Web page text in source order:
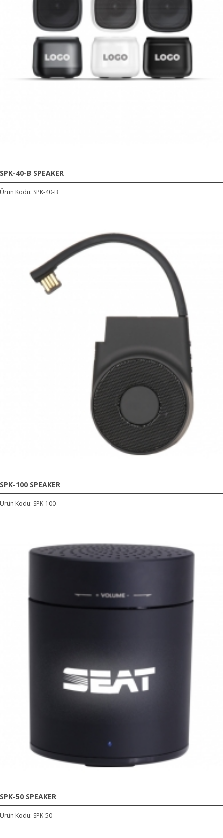
SPK-40-B SPEAKER
Ürün Kodu: SPK-40-B
SPK-100 SPEAKER
Ürün Kodu: SPK-100
SPK-50 SPEAKER
Ürün Kodu: SPK-50